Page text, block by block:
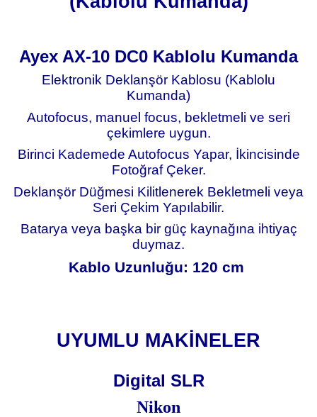
Ayex AX-10 DC0 Kablolu Kumanda
Elektronik Deklanşör Kablosu (Kablolu
Kumanda)
Autofocus, manuel focus, bekletmeli ve seri
çekimlere uygun.
Birinci Kademede Autofocus Yapar, İkincisinde
Fotoğraf Çeker.
Deklanşör Düğmesi Kilitlenerek Bekletmeli veya
Seri Çekim Yapılabilir.
Batarya veya başka bir güç kaynağına ihtiyaç
duymaz.
Kablo Uzunluğu: 120 cm
UYUMLU MAKİNELER
Digital SLR
Nikon